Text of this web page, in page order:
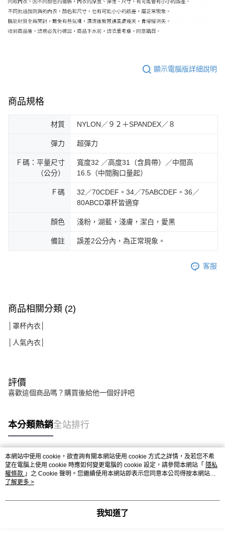
顯示電腦版詳細說明
商品規格
材質 NYLON／９２＋SPANDEX／８
彈力 超彈力
Ｆ碼：平量尺寸
（公分）
寬度32 ／高度31（含肩帶）／中間高
16.5（中間胸口量起）
Ｆ碼
32／70CDEF。34／75ABCDEF。36／
80ABCD罩杯皆適穿
顏色 淺粉，湖藍，淺膚，潔白，愛黑
備註 誤差2公分內，為正常現象。
客服
商品相關分類 (2)
│罩杯內衣│
│人氣內衣│
評價
喜歡這個商品嗎？購買後給他一個好評吧
本分類熱銷全站排行
熱門標籤
本網站中使用 cookie，欲查詢有關本網站使用 cookie 方式之詳情，及若您不希
望在電腦上使用 cookie 時應如何變更電腦的 cookie 設定，請參閱本網站「 隱私
權條款 」之 Cookie 聲明。您繼續使用本網站即表示您同意本公司得按本網站使
用條款之 Cookie 聲明使用 cookie。
了解更多 >
我知道了